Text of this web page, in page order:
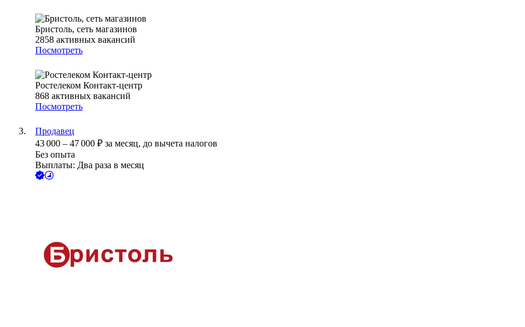
Бристоль, сеть магазинов
2858 активных вакансий
Посмотреть
Ростелеком Контакт-центр
868 активных вакансий
Посмотреть
Продавец
43 000 – 47 000 ₽ за месяц, до вычета налогов
Без опыта
Выплаты: Два раза в месяц